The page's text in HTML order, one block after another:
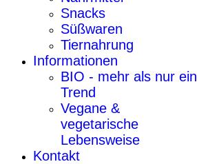
Snacks
Süßwaren
Tiernahrung
Informationen
BIO - mehr als nur ein
Trend
Vegane &
vegetarische
Lebensweise
Kontakt